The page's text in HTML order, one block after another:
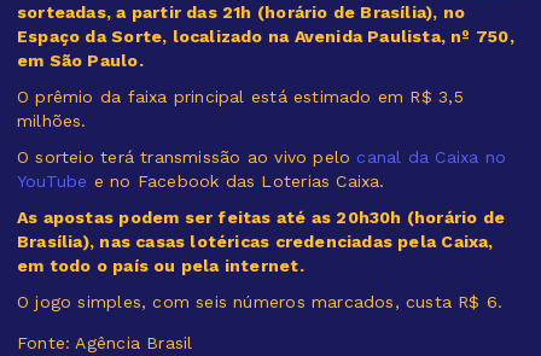
sorteadas, a partir das 21h (horário de Brasília), no
Espaço da Sorte, localizado na Avenida Paulista, nº 750,
em São Paulo.
O prêmio da faixa principal está estimado em R$ 3,5
milhões.
O sorteio terá transmissão ao vivo pelo canal da Caixa no
YouTube e no Facebook das Loterias Caixa.
As apostas podem ser feitas até as 20h30h (horário de
Brasília), nas casas lotéricas credenciadas pela Caixa,
em todo o país ou pela internet.
O jogo simples, com seis números marcados, custa R$ 6.
Fonte: Agência Brasil